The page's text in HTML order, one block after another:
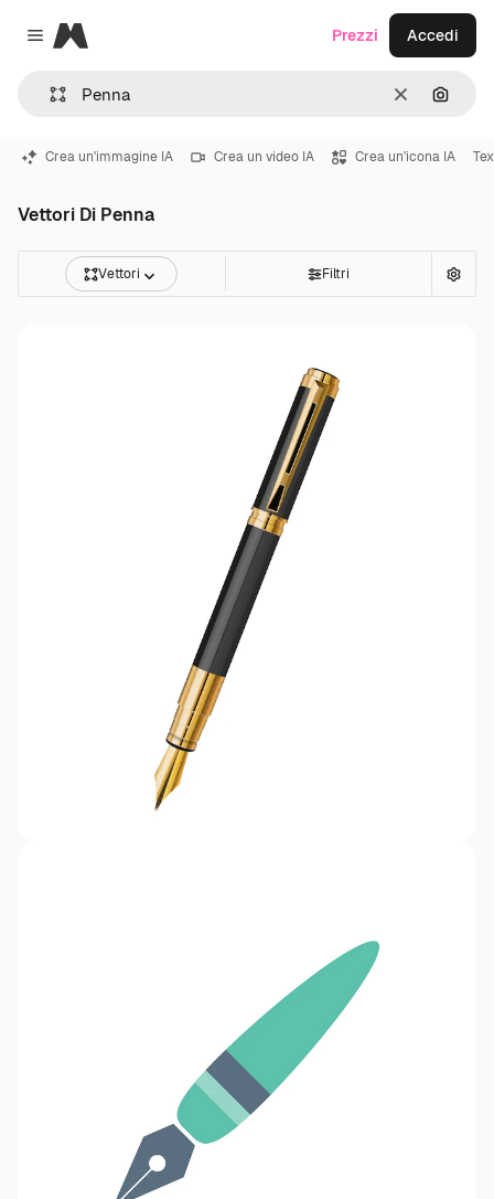
Close menu
Magnific
CancellaCerca
Prezzi Accedi
Crea un'immagine IA Crea un video IA Crea un'icona IA
Vettori Di Penna
Vettori Filtri